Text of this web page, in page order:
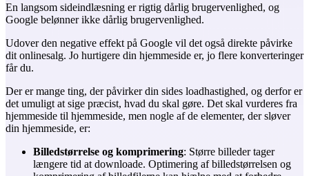
En langsom sideindlæsning er rigtig dårlig brugervenlighed, og
Google belønner ikke dårlig brugervenlighed.
Udover den negative effekt på Google vil det også direkte påvirke
dit onlinesalg. Jo hurtigere din hjemmeside er, jo flere konverteringer
får du.
Der er mange ting, der påvirker din sides loadhastighed, og derfor er
det umuligt at sige præcist, hvad du skal gøre. Det skal vurderes fra
hjemmeside til hjemmeside, men nogle af de elementer, der sløver
din hjemmeside, er:
Billedstørrelse og komprimering: Større billeder tager
længere tid at downloade. Optimering af billedstørrelsen og